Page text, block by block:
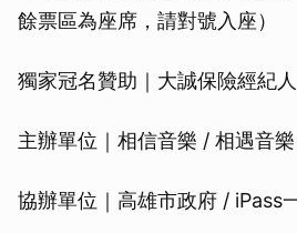
餘票區為座席，請對號入座）
獨家冠名贊助｜大誠保險經紀人
主辦單位｜相信音樂 / 相遇音樂
協辦單位｜高雄市政府 / iPass